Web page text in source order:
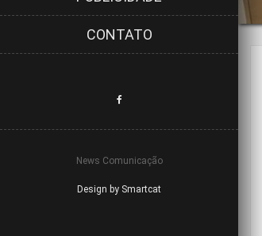
CONTATO
News Comunicação
Design by Smartcat